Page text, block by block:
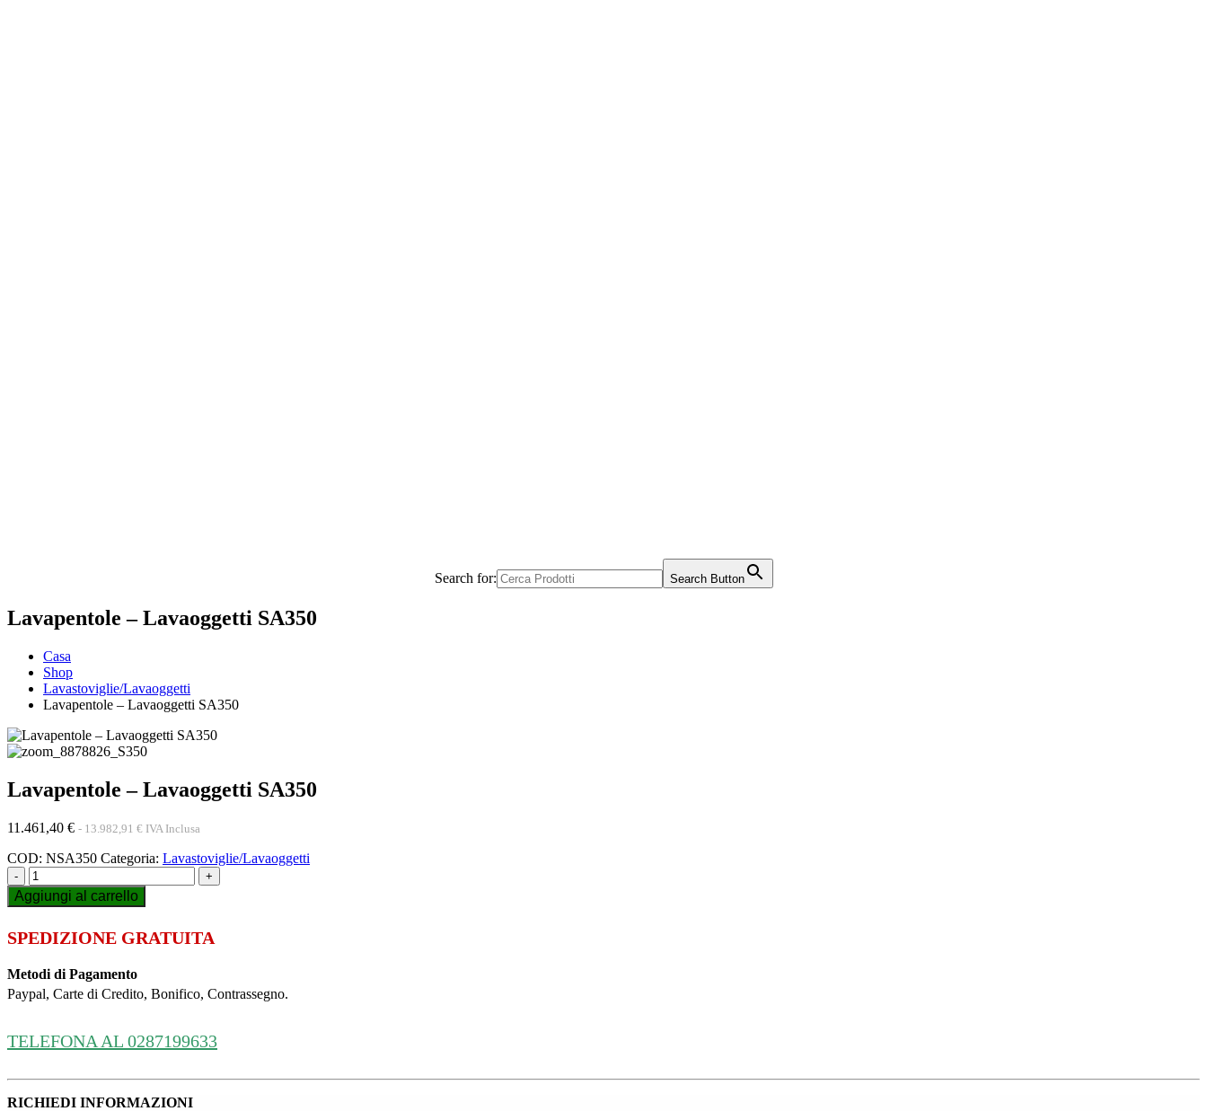
Search for: Search Button
Lavapentole – Lavaoggetti SA350
Casa
Shop
Lavastoviglie/Lavaoggetti
Lavapentole – Lavaoggetti SA350
Lavapentole – Lavaoggetti SA350
11.461,40 € - 13.982,91 € IVA Inclusa
COD: NSA350 Categoria: Lavastoviglie/Lavaoggetti
- +
Aggiungi al carrello
SPEDIZIONE GRATUITA
Metodi di Pagamento
Paypal, Carte di Credito, Bonifico, Contrassegno.
TELEFONA AL 0287199633
RICHIEDI INFORMAZIONI